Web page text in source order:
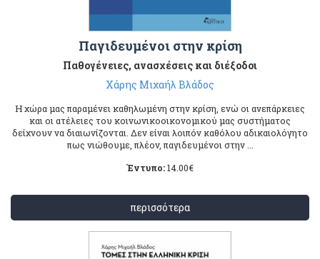
Παγιδευμένοι στην κρίση
Παθογένειες, ανασχέσεις και διέξοδοι
Χάρης Μιχαήλ Βλάδος
Η χώρα μας παραμένει καθηλωμένη στην κρίση, ενώ οι ανεπάρκειες
και οι ατέλειες του κοινωνικοοικονομικού μας συστήματος
δείχνουν να διαιωνίζονται. Δεν είναι λοιπόν καθόλου αδικαιολόγητο
πως νιώθουμε, πλέον, παγιδευμένοι στην ...
Έντυπο:14.00€
περισσότερα